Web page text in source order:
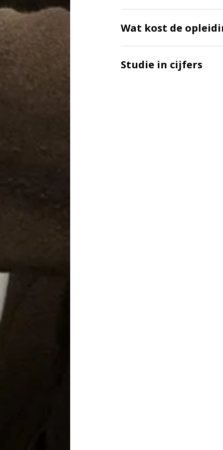
Wat kost de
Studie in cijfers